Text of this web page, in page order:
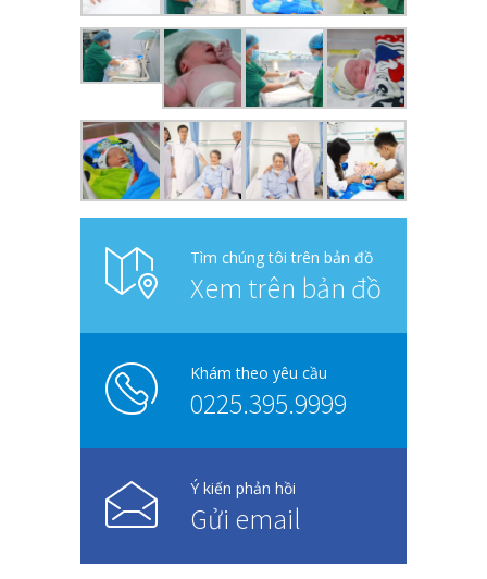
Tìm chúng tôi trên bản đồ
Xem trên bản đồ
Khám theo yêu cầu
0225.395.9999
Ý kiến phản hồi
Gửi email